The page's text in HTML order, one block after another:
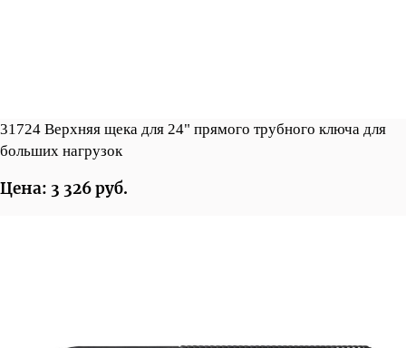
31724 Верхняя щека для 24" прямого трубного ключа для
больших нагрузок
Цена: 3 326 руб.